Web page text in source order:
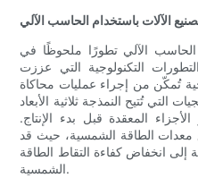
الآلات باستخدام الحاسب الآلي
الحاسب الآلي تطورًا ملحوظًا في
التكنولوجية التي عززت
تُمكّن من إجراء عمليات محاكاة
التي تُتيح النمذجة ثلاثية الأبعاد
المعقدة قبل بدء الإنتاج.
الطاقة الشمسية، حيث قد
إلى انخفاض كفاءة التقاط الطاقة
الشمسية.